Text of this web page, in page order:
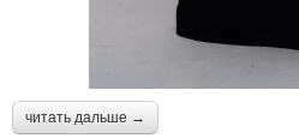
читать дальше →